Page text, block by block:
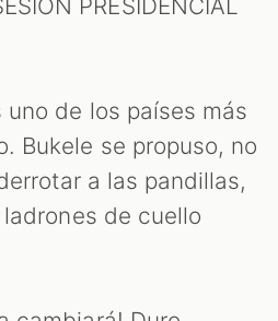
PRESIDENCIAL
uno de los países más
Bukele se propuso, no
a las pandillas,
de cuello